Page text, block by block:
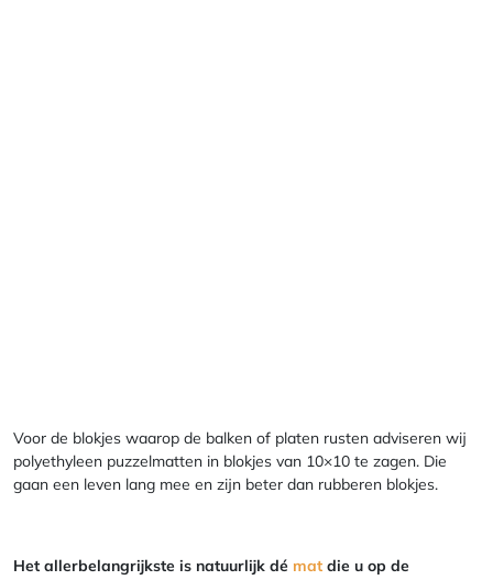
Voor de blokjes waarop de balken of platen rusten adviseren wij
polyethyleen puzzelmatten in blokjes van 10×10 te zagen. Die
gaan een leven lang mee en zijn beter dan rubberen blokjes.
Het allerbelangrijkste is natuurlijk dé mat die u op de